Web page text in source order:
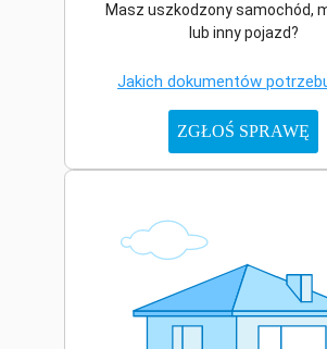
Masz uszkodzony samochód,
lub inny pojazd?
Jakich dokumentów
ZGŁOŚ SPRAWĘ